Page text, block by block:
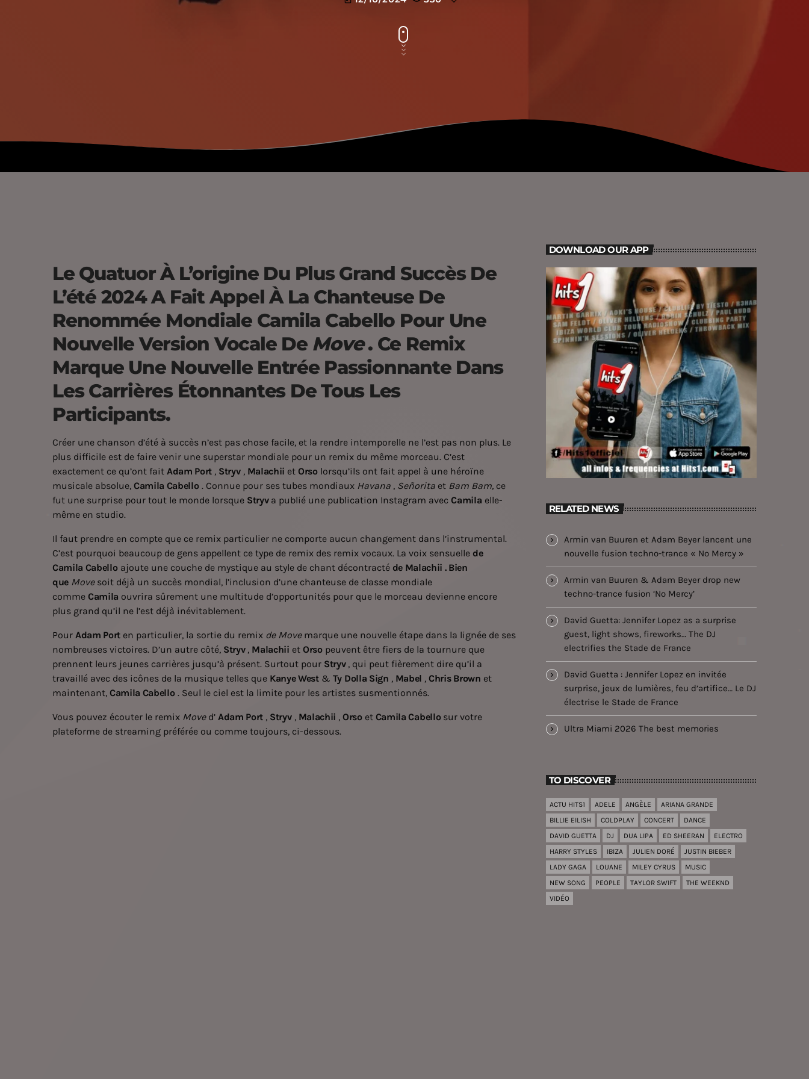
Le Quatuor À L’origine Du Plus Grand Succès De
L’été 2024 A Fait Appel À La Chanteuse De
Renommée Mondiale Camila Cabello Pour Une
Nouvelle Version Vocale De Move. Ce Remix
Marque Une Nouvelle Entrée Passionnante Dans
Les Carrières Étonnantes De Tous Les
Participants.
Créer une chanson d’été à succès n’est pas chose facile, et la rendre intemporelle ne l’est pas non plus. Le
plus difficile est de faire venir une superstar mondiale pour un remix du même morceau. C’est
exactement ce qu’ont fait Adam Port , Stryv, Malachii et Orsolorsqu’ils ont fait appel à une héroïne
musicale absolue, Camila Cabello. Connue pour ses tubes mondiaux Havana, Señoritaet Bam Bam,ce
fut une surprise pour tout le monde lorsque Stryva publié une publication Instagram avecCamila elle-
même en studio.
Il faut prendre en compte que ce remix particulier ne comporte aucun changement dans l’instrumental.
C’est pourquoi beaucoup de gens appellent ce type de remix des remix vocaux. La voix sensuelle de
Camila Cabelloajoute une couche de mystique au style de chant décontracté de Malachii . Bien
que Movesoit déjà un succès mondial, l’inclusion d’une chanteuse de classe mondiale
comme Camila ouvrira sûrement une multitude d’opportunités pour que le morceau devienne encore
plus grand qu’il ne l’est déjà inévitablement.
Pour Adam Port en particulier, la sortie du remix de Movemarque une nouvelle étape dans la lignée de ses
nombreuses victoires. D’un autre côté, Stryv, Malachii et Orsopeuvent être fiers de la tournure que
prennent leurs jeunes carrières jusqu’à présent. Surtout pour Stryv, qui peut fièrement dire qu’il a
travaillé avec des icônes de la musique telles que Kanye West& Ty Dolla Sign , Mabel ,Chris Brown et
maintenant, Camila Cabello. Seul le ciel est la limite pour les artistes susmentionnés.
Vous pouvez écouter le remix Moved’ Adam Port , Stryv, Malachii , Orsoet Camila Cabellosur votre
plateforme de streaming préférée ou comme toujours, ci-dessous.
DOWNLOAD OUR APP
RELATED NEWS
Armin van Buuren et Adam Beyer lancent une
nouvelle fusion techno-trance « No Mercy »
Armin van Buuren & Adam Beyer drop new
techno-trance fusion ‘No Mercy’
David Guetta: Jennifer Lopez as a surprise
guest, light shows, fireworks… The DJ
electrifies the Stade de France
David Guetta : Jennifer Lopez en invitée
surprise, jeux de lumières, feu d’artifice… Le DJ
électrise le Stade de France
Ultra Miami 2026 The best memories
TO DISCOVER
ACTU HITS1 ADELE ANGÈLE
ARIANA GRANDE
BILLIE EILISH
COLDPLAY CONCERT
DANCE
DAVID GUETTA
DJ DUA LIPA ED SHEERAN
ELECTRO
HARRY STYLES
IBIZA JULIEN DORÉ
JUSTIN BIEBER
LADY GAGA
LOUANE MILEY CYRUS
MUSIC
NEW SONG
PEOPLE TAYLOR SWIFT
THE WEEKND
VIDÉO